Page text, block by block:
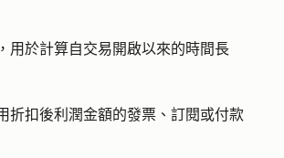
用於計算自交易開啟以來的時間長
折扣後利潤金額的發票、訂閱或付款